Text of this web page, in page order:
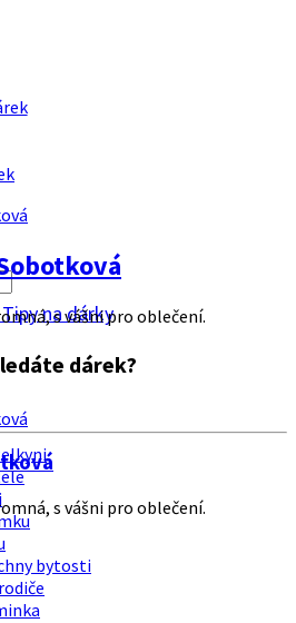
na dárky
dárek?
bytosti
s vášni pro oblečení.
s vášni pro oblečení.